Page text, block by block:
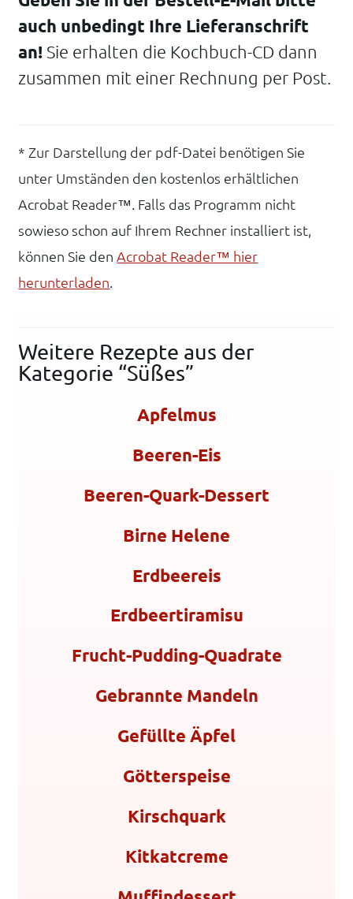
auch unbedingt Ihre Lieferanschrift
an! Sie erhalten die Kochbuch-CD dann
zusammen mit einer Rechnung per Post.
* Zur Darstellung der pdf-Datei benötigen Sie
unter Umständen den kostenlos erhältlichen
Acrobat Reader™. Falls das Programm nicht
sowieso schon auf Ihrem Rechner installiert ist,
können Sie denAcrobat Reader™ hier
herunterladen.
Weitere Rezepte aus der
Kategorie “Süßes”
Apfelmus
Beeren-Eis
Beeren-Quark-Dessert
Birne Helene
Erdbeereis
Erdbeertiramisu
Frucht-Pudding-Quadrate
Gebrannte Mandeln
Gefüllte Äpfel
Götterspeise
Kirschquark
Kitkatcreme